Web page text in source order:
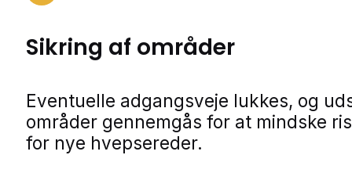
Sikring af områder
Eventuelle adgangsveje lukkes, og
områder gennemgås for at mindske
for nye hvepsereder.